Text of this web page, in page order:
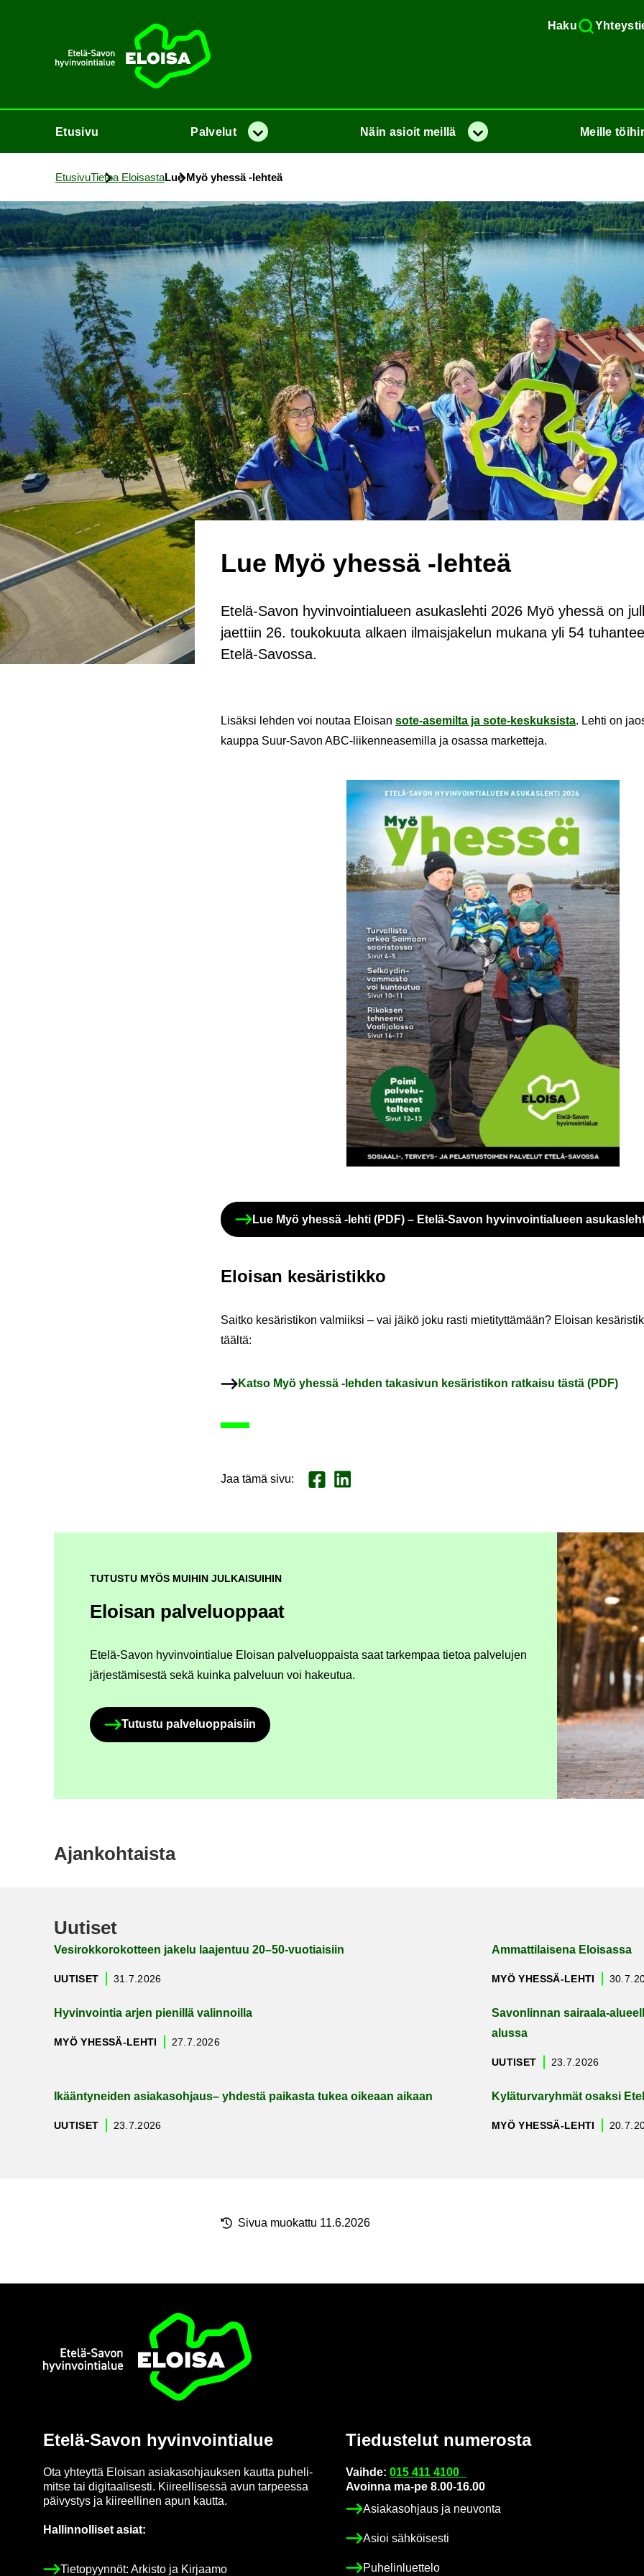
Haku
Etusi­vu
Etusi­vu Pal­ve­lut Va­lik­ko Näin asioit meil­lä Va­lik­ko Meil­le
Etusi­vuTie­toa Eloi­sas­taLue Myö yhes­sä -​lehteä
Lue Myö yhes­sä -​lehteä
Etelä-​Savon hy­vin­voin­tia­lu­een asu­kas­leh­ti 2026 Myö yhes­sä on
jaet­tiin 26. tou­ko­kuu­ta al­kaen il­mais­ja­ke­lun mu­ka­na yli 54
Etelä-​Savossa.
Li­säk­si leh­den voi nou­taa Eloi­san sote-​asemilta ja sote-​keskuksista. Lehti on
kaup­pa Suur-​Savon ABC-​liikenneasemilla ja osas­sa mar­ket­te­ja.
Lue Myö yhes­sä -​lehti (PDF) – Etelä-​Savon hy­vin­voin­tia­lu­een
Eloi­san ke­sä­ris­tik­ko
Sait­ko ke­sä­ris­ti­kon val­miik­si – vai jäikö joku rasti mie­ti­tyt­tä­mään? Eloi­san
tääl­tä:
Katso Myö yhes­sä -​lehden ta­ka­si­vun ke­sä­ris­ti­kon rat­kai­su tästä (PDF)
Jaa tämä sivu: Jaa Face­book
Jaa Lin­ke­dI­nis­sä
TUTUSTU MYÖS MUIHIN JULKAISUIHIN
Eloi­san pal­ve­luop­paat
Etelä-​Savon hy­vin­voin­tia­lue Eloi­san pal­ve­luop­pais­ta saat tar­kem­paa tie­toa pal­ve­lu­jen
jär­jes­tä­mi­ses­tä sekä kuin­ka pal­ve­luun voi ha­keu­tua.
Tu­tus­tu pal­ve­luop­pai­siin
Ajan­koh­tais­ta
Uu­ti­set
Ve­si­rok­ko­ro­kot­teen ja­ke­lu laa­jen­tuu 20–50-​vuotiaisiin
UU­TI­SET 31.7.2026
Am­mat­ti­lai­se­na Eloi­sas­sa
MYÖ YHESSÄ-​LEHTI
Hy­vin­voin­tia arjen pie­nil­lä va­lin­noil­la
MYÖ YHESSÄ-​LEHTI 27.7.2026
Sa­von­lin­nan sairaala-​
alus­sa
UU­TI­SET 23.7.2026
Ikään­ty­nei­den asia­kas­oh­jaus– yh­des­tä pai­kas­ta tukea oi­ke­aan ai­kaan
UU­TI­SET 23.7.2026
Ky­lä­tur­va­ryh­mät osak­si
MYÖ YHESSÄ-​LEHTI
Sivua muo­kat­tu 11.6.2026
Etusi­vu
Etelä-​Savon hy­vin­voin­tia­lue
Ota yh­teyt­tä Eloi­san asia­kas­oh­jauk­sen kaut­ta pu­he­li­
mit­se tai di­gi­taa­li­ses­ti. Kii­reel­li­ses­sä avun tar­pees­sa
päi­vys­tys ja kii­reel­li­nen apun kaut­ta.
Hal­lin­nol­li­set asiat:
Tie­to­pyyn­nöt: Ar­kis­to ja Kir­jaa­mo
Tie­dus­te­lut nu­me­ros­ta
Vaih­de:015 411 4100
Avoin­na ma-pe 8.00-16.00
Asia­kas­oh­jaus ja neu­von­ta
Asioi säh­köi­ses­ti
Pu­he­lin­luet­te­lo